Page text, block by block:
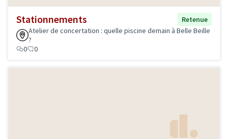
Stationnements
Retenue
Atelier de concertation : quelle piscine demain à Belle Beille
?
0
0